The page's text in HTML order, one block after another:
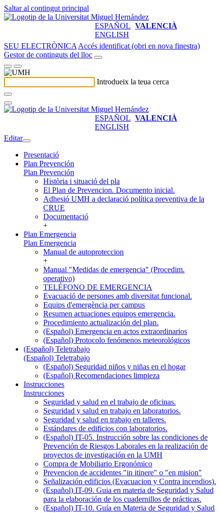
Saltar al contingut principal
ESPAÑOL VALENCIÀ
ENGLISH
SEU ELECTRÒNICA Accés identificat (obri en nova finestra)
Gestor de continguts del lloc
Introdueix la teua cerca
ESPAÑOL VALENCIÀ
ENGLISH
Editar
Presentació
Plan Prevención
Plan Prevención
Història i situació del pla
El Plan de Prevencion. Documento inicial.
Adhesió UMH a declaració política preventiva de la
CRUE
Documentació
+
Plan Emergencia
Plan Emergencia
Manual de autoproteccion
+
Manual "Medidas de emergencia" (Procedim.
operativo)
TELÉFONO DE EMERGENCIA
Evacuació de persones amb diversitat funcional.
Equips d'emergència per campus
Resumen actuaciones equipos emergencia.
Procedimiento actualización del plan.
(Español) Emergencia en actos extraordinarios
(Español) Protocolo fenómenos meteorológicos
(Español) Teletrabajo
(Español) Teletrabajo
(Español) Seguridad niños y niñas en el hogar
(Español) Recomendaciones limpieza
Instrucciones
Instrucciones
Seguridad y salud en el trabajo de oficinas.
Seguridad y salud en trabajo en laboratorios.
Seguridad y salud en trabajo en talleres.
Estándares de edificios con laboratorios.
(Español) IT-05. Instrucción sobre las condiciones de
Prevención de Riesgos Laborales en la realización de
proyectos de investigación en la UMH
Compra de Mobiliario Ergonómico
Prevencion de accidentes "in itinere" o "en mision"
Señalización edificios (Evacuacion y Contra incendios).
(Español) IT-09. Guia en materia de Seguridad y Salud
para la elaboración de los cuadernillos de prácticas.
(Español) IT-10. Guía en Materia de Seguridad y Salud